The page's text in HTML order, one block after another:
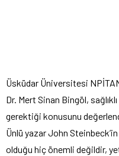
Üsküdar Üniversitesi
Dr. Mert Sinan Bingöl,
gerektiği konusunu
Ünlü yazar John
olduğu hiç önemli değildir,